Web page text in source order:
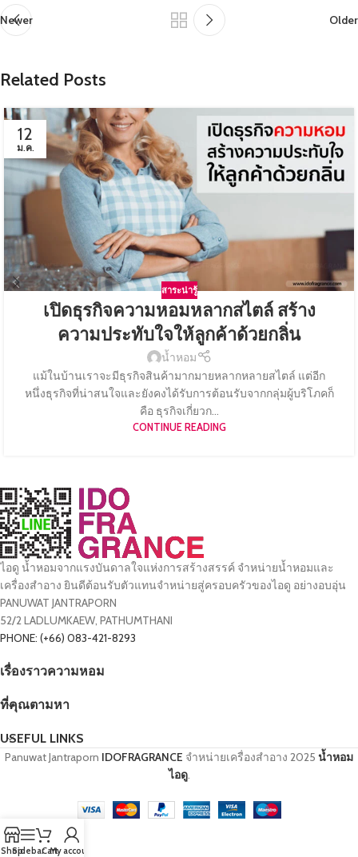
Newer Older
Related Posts
12
ม.ค.
สาระน่ารู้
เปิดธุรกิจความหอมหลากสไตล์ สร้าง
ความประทับใจให้ลูกค้าด้วยกลิ่น
น้ำหอม
แม้ในบ้านเราจะมีธุรกิจสินค้ามากมายหลากหลายสไตล์ แต่อีก
หนึ่งธุรกิจที่น่าสนใจและยังคงได้รับการต้อนรับจากกลุ่มผู้บริโภคก็
คือ ธุรกิจเกี่ยวก...
CONTINUE READING
ไอดู น้ำหอมจากแรงบันดาลใจแห่งการสร้างสรรค์ จำหน่ายน้ำหอมและ
เครื่องสำอาง ยินดีต้อนรับตัวแทนจำหน่ายสู่ครอบครัวของไอดู อย่างอบอุ่น
PANUWAT JANTRAPORN
52/2 LADLUMKAEW, PATHUMTHANI
PHONE: (+66) 083-421-8293
เรื่องราวความหอม
ที่คุณตามหา
USEFUL LINKS
Panuwat Jantraporn IDOFRAGRANCE จำหน่ายเครื่องสำอาง 2025 น้ำหอม
ไอดู.
ShopSidebarCartMy account